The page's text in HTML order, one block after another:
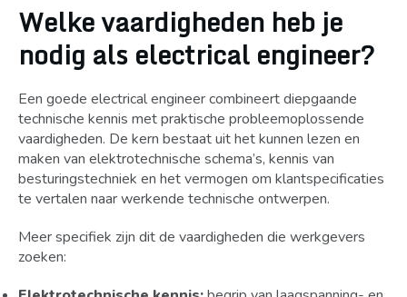
Welke vaardigheden heb je
nodig als electrical engineer?
Een goede electrical engineer combineert diepgaande
technische kennis met praktische probleemoplossende
vaardigheden. De kern bestaat uit het kunnen lezen en
maken van elektrotechnische schema’s, kennis van
besturingstechniek en het vermogen om klantspecificaties
te vertalen naar werkende technische ontwerpen.
Meer specifiek zijn dit de vaardigheden die werkgevers
zoeken: